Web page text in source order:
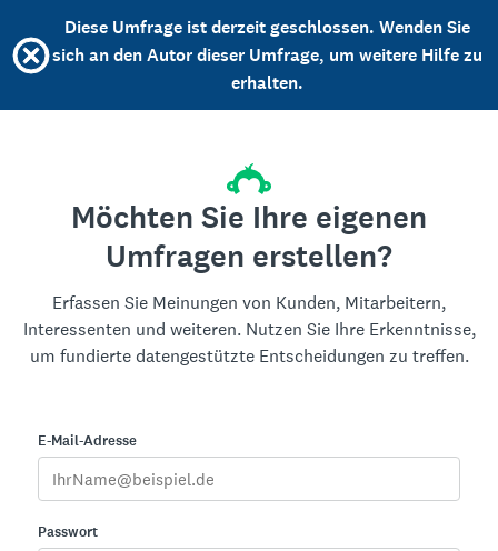
Diese Umfrage ist derzeit geschlossen. Wenden Sie
sich an den Autor dieser Umfrage, um weitere Hilfe zu
erhalten.
Möchten Sie Ihre eigenen
Umfragen erstellen?
Erfassen Sie Meinungen von Kunden, Mitarbeitern,
Interessenten und weiteren. Nutzen Sie Ihre Erkenntnisse,
um fundierte datengestützte Entscheidungen zu treffen.
E-Mail-Adresse
Passwort